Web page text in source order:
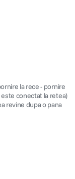
la rece - pornire
conectat la retea)
revine dupa o pana